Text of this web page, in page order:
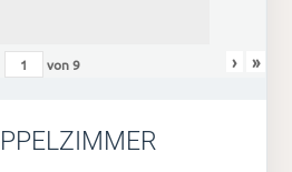
von9 › »